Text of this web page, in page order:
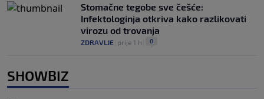
Stomačne tegobe sve češće:
Infektologinja otkriva kako razlikovati
virozu od trovanja
ZDRAVLJE prije 1 h 0
SHOWBIZ